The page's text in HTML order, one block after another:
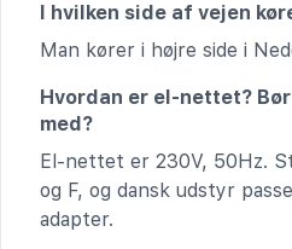
I hvilken side af vejen
Man kører i højre side i
Hvordan er el-nettet?
med?
El-nettet er 230V, 50Hz.
og F, og dansk udstyr
adapter.